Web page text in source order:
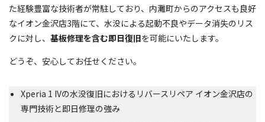
た経験豊富な技術者が常駐しており、内灘町からのアクセスも良好
なイオン金沢店3階にて、水没による起動不良やデータ消失のリス
クに対し、 基板修理を含む即日復旧を可能にいたします。
どうぞ、安心してお任せください。
Xperia 1 IVの水没復旧におけるリバースリペア イオン金沢店の
専門技術と即日修理の強み